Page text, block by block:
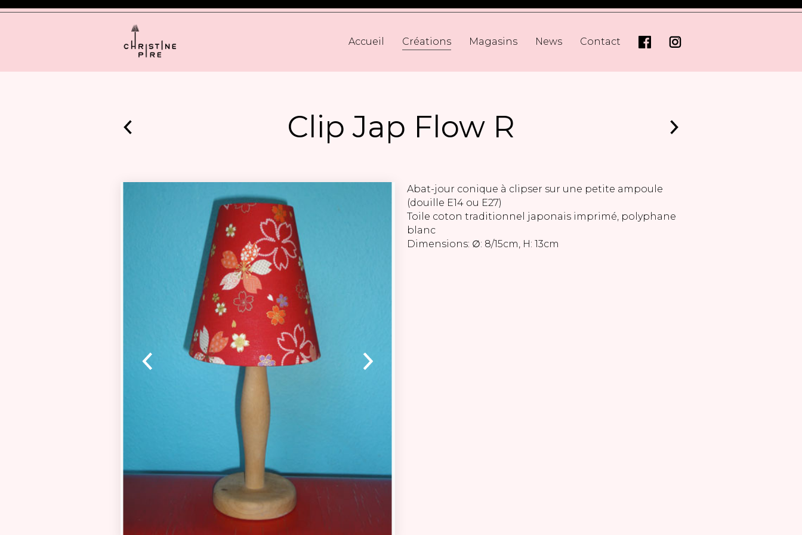
Accueil Créations Magasins News Contact
Clip Jap Flow R
Abat-jour conique à clipser sur une petite ampoule
(douille E14 ou E27)
Toile coton traditionnel japonais imprimé, polyphane
blanc
Dimensions: ∅: 8/15cm, H: 13cm